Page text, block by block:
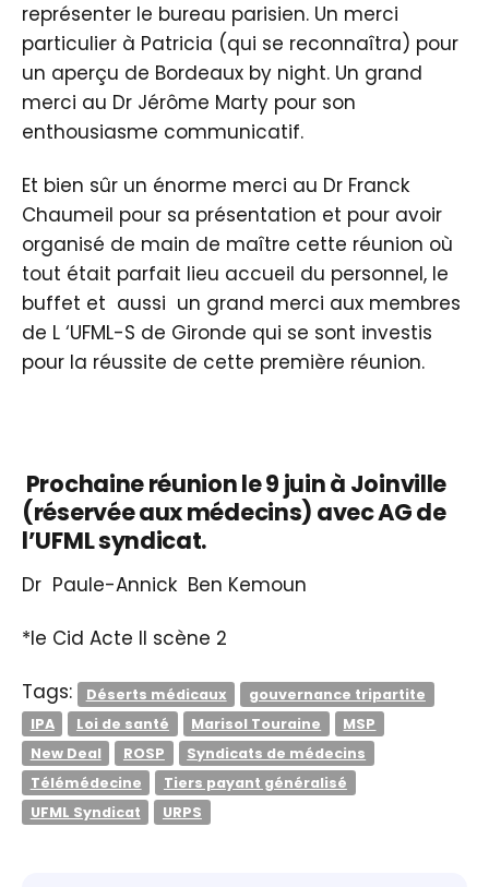
représenter le bureau parisien. Un merci
particulier à Patricia (qui se reconnaîtra) pour
un aperçu de Bordeaux by night. Un grand
merci au Dr Jérôme Marty pour son
enthousiasme communicatif.
Et bien sûr un énorme merci au Dr Franck
Chaumeil pour sa présentation et pour avoir
organisé de main de maître cette réunion où
tout était parfait lieu accueil du personnel, le
buffet et aussi un grand merci aux membres
de L ‘UFML-S de Gironde qui se sont investis
pour la réussite de cette première réunion.
Prochaine réunion le 9 juin à Joinville
(réservée aux médecins) avec AG de
l’UFML syndicat.
Dr Paule-Annick Ben Kemoun
*le Cid Acte II scène 2
Tags: Déserts médicaux
gouvernance tripartite
IPA
Loi de santé Marisol Touraine
MSP
New Deal
ROSP
Syndicats de médecins
Télémédecine
Tiers payant généralisé
UFML Syndicat
URPS